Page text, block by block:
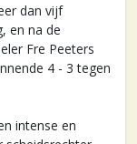
dan vijf
en na de
Fre Peeters
4 - 3 tegen
intense en